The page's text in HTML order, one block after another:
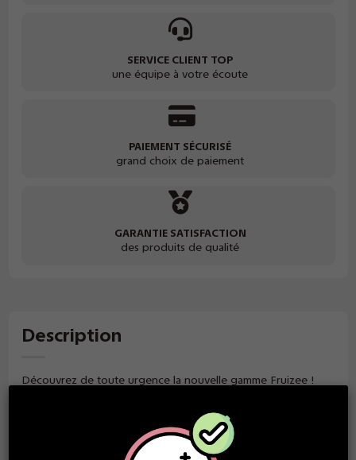
SERVICE CLIENT TOP
une équipe à votre écoute
PAIEMENT SÉCURISÉ
grand choix de paiement
GARANTIE SATISFACTION
des produits de qualité
Description
Découvrez de toute urgence la nouvelle gamme Fruizee !
saveurs pétillantes, fraiches et douces, qui réveilleront en
douceur votre vape du quotidien. E-liquide Crazy Mango :
Une intense arôme de mangue fraiche - PG/VG : 30/70 - 50